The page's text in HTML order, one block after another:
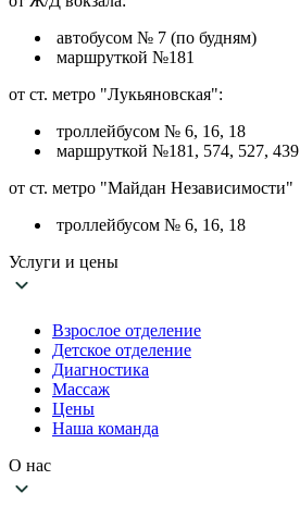
автобусом № 7 (по будням)
маршруткой №181
от ст. метро "Лукьяновская":
троллейбусом № 6, 16, 18
маршруткой №181, 574, 527, 439
от ст. метро "Майдан Независимости"
троллейбусом № 6, 16, 18
Услуги и цены
Взрослое отделение
Детское отделение
Диагностика
Массаж
Цены
Наша команда
О нас